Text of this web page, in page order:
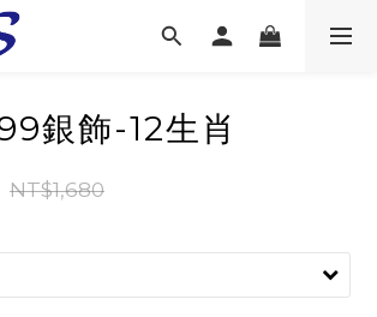
銀飾-12生肖
NT$1,680